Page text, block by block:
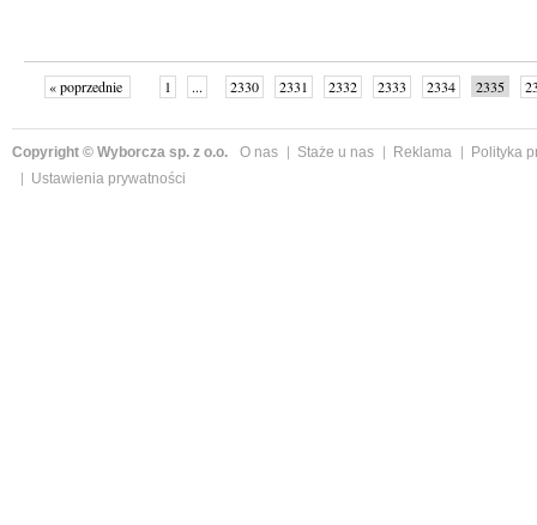
« poprzednie 1 ... 2330 2331 2332 2333 2334 2335
Copyright © Wyborcza sp. z o.o. O nas Staże u nas Reklama
Polityka
Ustawienia prywatności